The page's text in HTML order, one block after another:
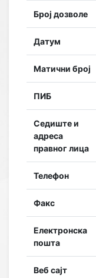
Број дозволе
Датум
Матични број
ПИБ
Седиште и
адреса
правног лица
Телефон
Факс
Електронска
пошта
Веб сајт